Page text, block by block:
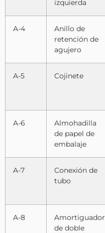
izquierda
A-4
Anillo de
retención de
agujero
A-5 Cojinete
A-6
Almohadilla
de papel de
embalaje
A-7
Conexión de
tubo
A-8
Amortiguador
de doble